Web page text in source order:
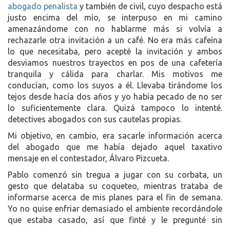
abogado penalista y también de civil, cuyo despacho está
justo encima del mío, se interpuso en mi camino
amenazándome con no hablarme más si volvía a
rechazarle otra invitación a un café. No era más cafeína
lo que necesitaba, pero acepté la invitación y ambos
desviamos nuestros trayectos en pos de una cafetería
tranquila y cálida para charlar. Mis motivos me
conducían, como los suyos a él. Llevaba tirándome los
tejos desde hacía dos años y yo había pecado de no ser
lo suficientemente clara. Quizá tampoco lo intenté.
detectives abogados con sus cautelas propias.
Mi objetivo, en cambio, era sacarle información acerca
del abogado que me había dejado aquel taxativo
mensaje en el contestador, Álvaro Pizcueta.
Pablo comenzó sin tregua a jugar con su corbata, un
gesto que delataba su coqueteo, mientras trataba de
informarse acerca de mis planes para el fin de semana.
Yo no quise enfriar demasiado el ambiente recordándole
que estaba casado, así que finté y le pregunté sin